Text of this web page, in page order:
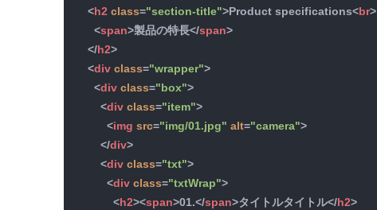
<h2 class="section-title">Product specifications<br>
<span>製品の特長</span>
</h2>
<div class="wrapper">
<div class="box">
<div class="item">
<img src="img/01.jpg" alt="camera">
</div>
<div class="txt">
<div class="txtWrap">
<h2><span>01.</span>タイトルタイトル</h2>